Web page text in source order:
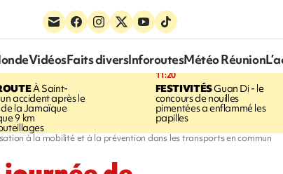
VidéosFaits diversInforoutesMétéo Réunion
À Saint-
accident après le
la Jamaïque
9 km
11:20
FESTIVITÉSGuan Di - le
concours de nouilles
pimentées a enflammé les
papilles
à la mobilité et à la prévention dans les transports en commun